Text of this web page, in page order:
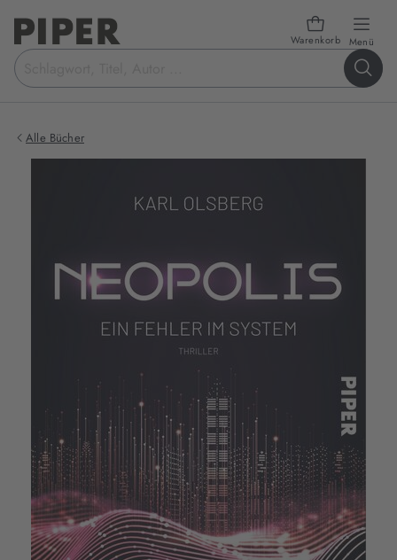
Warenkorb Menü
Suchbegriff
eingeben
Alle Bücher